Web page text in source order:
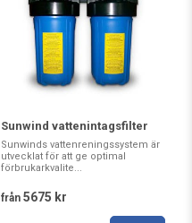
Sunwind vattenintagsfilter
Sunwinds vattenreningssystem är
utvecklat för att ge optimal
förbrukarkvalite...
från 5675 kr